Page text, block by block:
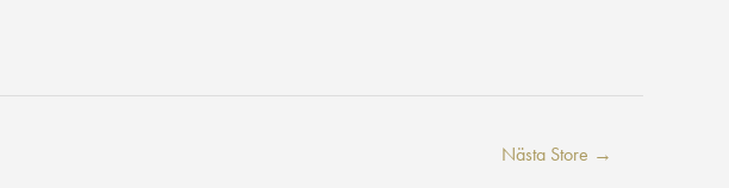
Nästa Store →